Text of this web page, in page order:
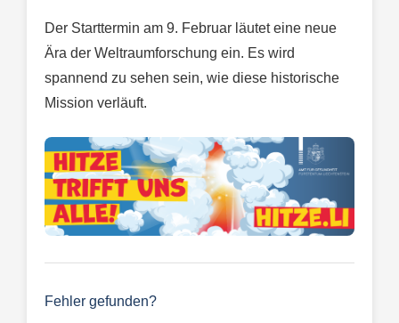
Der Starttermin am 9. Februar läutet eine neue
Ära der Weltraumforschung ein. Es wird
spannend zu sehen sein, wie diese historische
Mission verläuft.
Fehler gefunden?